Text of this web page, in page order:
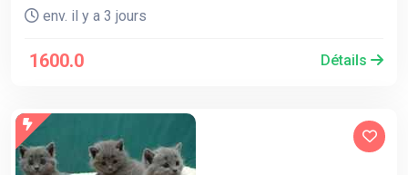
env. il y a 3 jours
1600.0 Détails